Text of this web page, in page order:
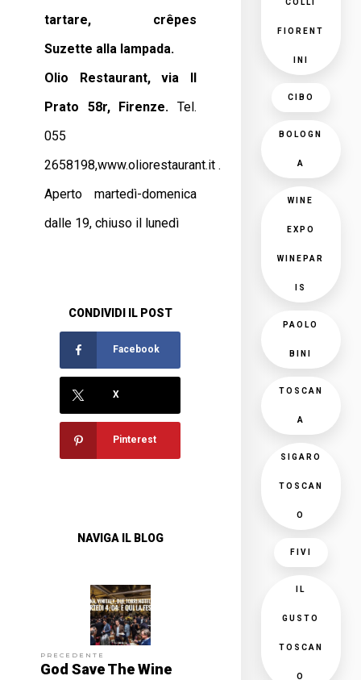
tartare, crêpes
Suzette alla lampada.
Olio Restaurant, via Il
Prato 58r, Firenze. Tel.
055
2658198,www.oliorestaurant.it .
Aperto martedì-domenica
dalle 19, chiuso il lunedì
CONDIVIDI IL POST
Facebook
X
Pinterest
NAVIGA IL BLOG
PRECEDENTE
God Save The Wine
COLLI
FIORENT
INI
CIBO
BOLOGN
A
WINE
EXPO
WINEPAR
IS
PAOLO
BINI
TOSCAN
A
SIGARO
TOSCAN
O
FIVI
IL
GUSTO
TOSCAN
O